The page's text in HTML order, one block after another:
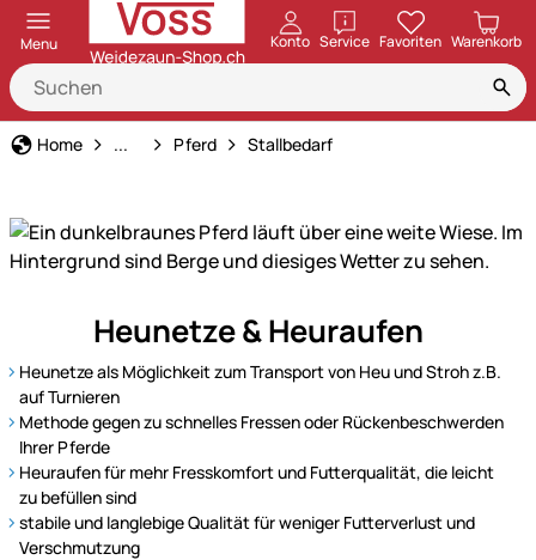
Menu Konto ServiceöffnenFavoriten Warenkorb
Home Tierart
... Pferd Stallbedarf
Sortiment
für
Pferde
–
alles
für
Pflege,
Haltung
Heunetze & Heuraufen
Heunetze als Möglichkeit zum Transport von Heu und Stroh z.B.
auf Turnieren
Methode gegen zu schnelles Fressen oder Rückenbeschwerden
Ihrer Pferde
Heuraufen für mehr Fresskomfort und Futterqualität, die leicht
zu befüllen sind
stabile und langlebige Qualität für weniger Futterverlust und
Verschmutzung